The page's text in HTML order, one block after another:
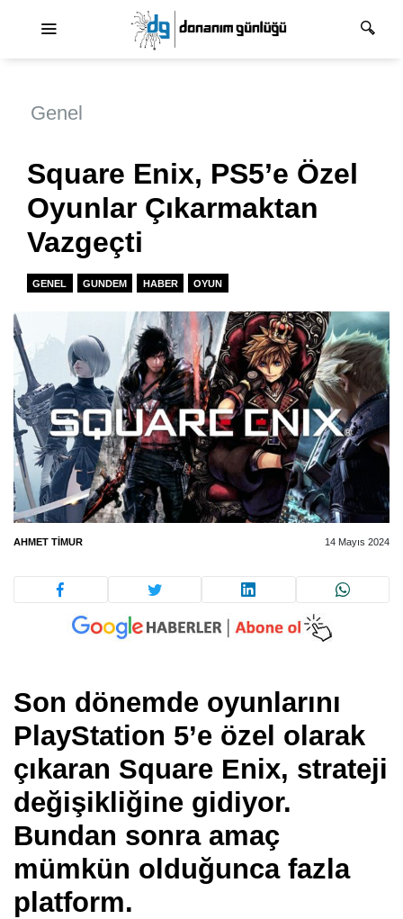
Genel
Square Enix, PS5’e Özel
Oyunlar Çıkarmaktan
Vazgeçti
GENEL GUNDEM HABER OYUN
AHMET TIMUR 14 Mayıs 2024
Son dönemde oyunlarını
PlayStation 5’e özel olarak
çıkaran Square Enix, strateji
değişikliğine gidiyor.
Bundan sonra amaç
mümkün olduğunca fazla
platform.